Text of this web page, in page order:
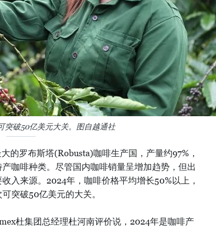
突破50亿美元大关。图自越通社
的罗布斯塔(Robusta)咖啡生产国，产量约97%，
咖啡种类。尽管国内咖啡销量呈增加趋势，但出
入来源。2024年，咖啡价格平均增长50%以上，
突破50亿美元的大关。
杜集团总经理杜河南评价说，2024年是咖啡产